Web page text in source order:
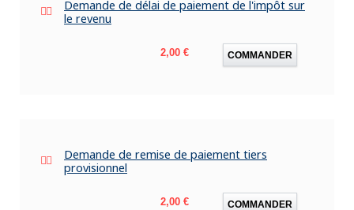
Demande de délai de paiement de l'impôt sur
le revenu
Prix
2,00 € COMMANDER
Demande de remise de paiement tiers
provisionnel
Prix
2,00 € COMMANDER